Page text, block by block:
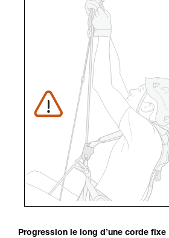
Progression le long d’une corde fixe